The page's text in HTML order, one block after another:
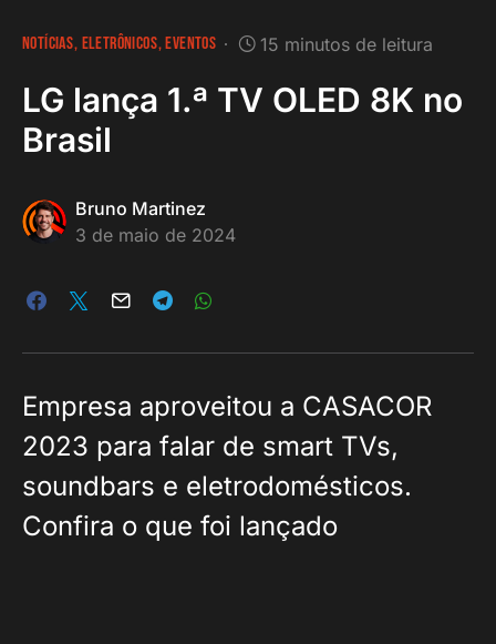
NOTÍCIAS ELETRÔNICOS EVENTOS 15 minutos de leitura
LG lança 1.ª TV OLED 8K no
Brasil
Bruno Martinez
3 de maio de 2024
Empresa aproveitou a CASACOR
2023 para falar de smart TVs,
soundbars e eletrodomésticos.
Confira o que foi lançado